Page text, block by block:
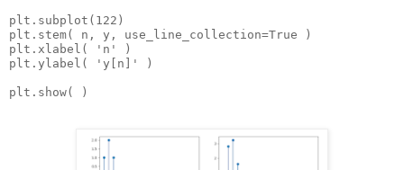
plt.subplot(122)
plt.stem( n, y, use_line_collection=True )
plt.xlabel( 'n' )
plt.ylabel( 'y[n]' )
plt.show( )